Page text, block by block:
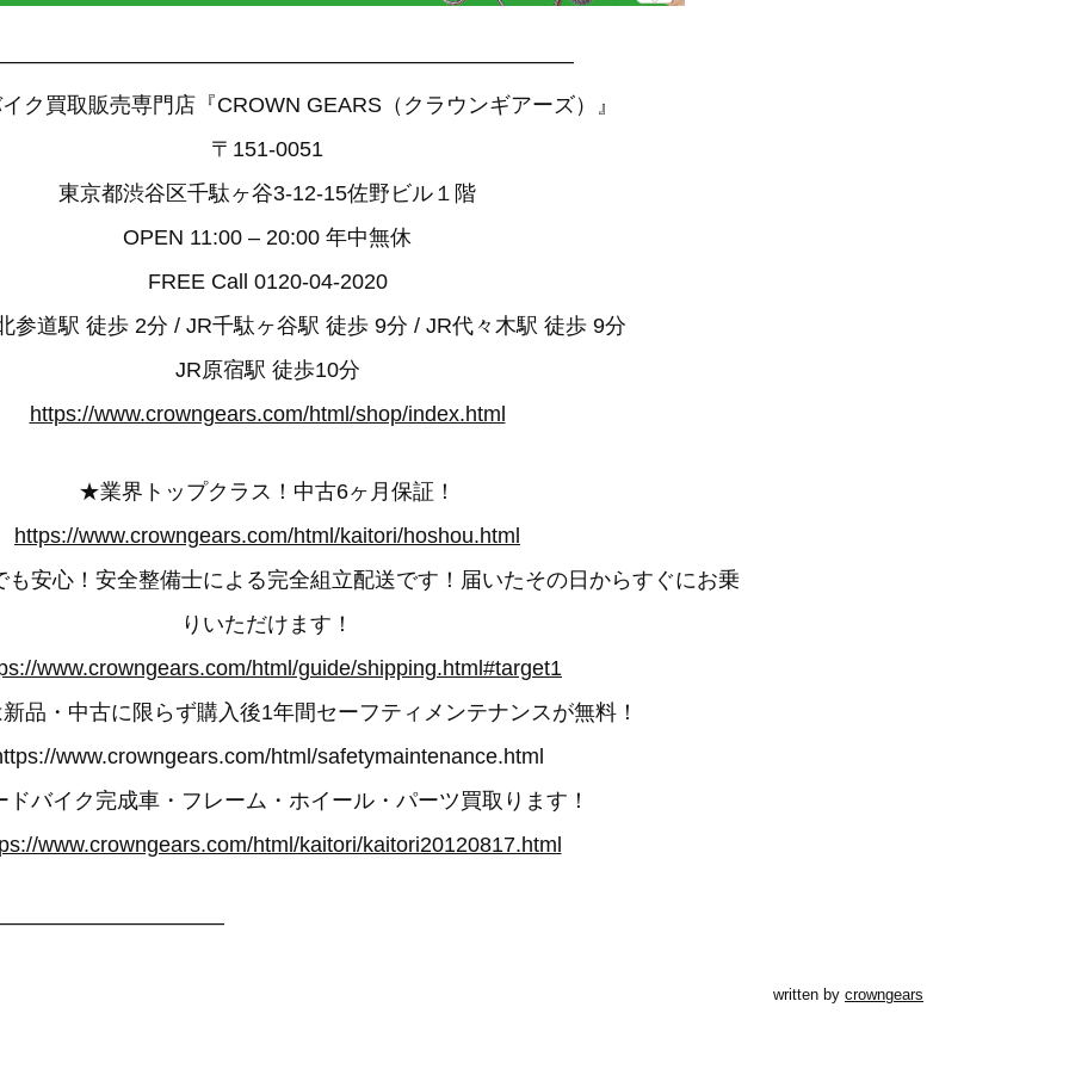
ク買取販売専門店『CROWN GEARS（クラウンギアーズ）』
〒151-0051
東京都渋谷区千駄ヶ谷3-12-15佐野ビル１階
OPEN 11:00 – 20:00 年中無休
FREE Call 0120-04-2020
参道駅 徒歩 2分 / JR千駄ヶ谷駅 徒歩 9分 / JR代々木駅 徒歩 9分
JR原宿駅 徒歩10分
https://www.crowngears.com/html/shop/index.html
★業界トップクラス！中古6ヶ月保証！
https://www.crowngears.com/html/kaitori/hoshou.html
安心！安全整備士による完全組立配送です！届いたその日からすぐにお乗
りいただけます！
www.crowngears.com/html/guide/shipping.html#target1
品・中古に限らず購入後1年間セーフティメンテナンスが無料！
www.crowngears.com/html/safetymaintenance.html
バイク完成車・フレーム・ホイール・パーツ買取ります！
www.crowngears.com/html/kaitori/kaitori20120817.html
written by crowngears